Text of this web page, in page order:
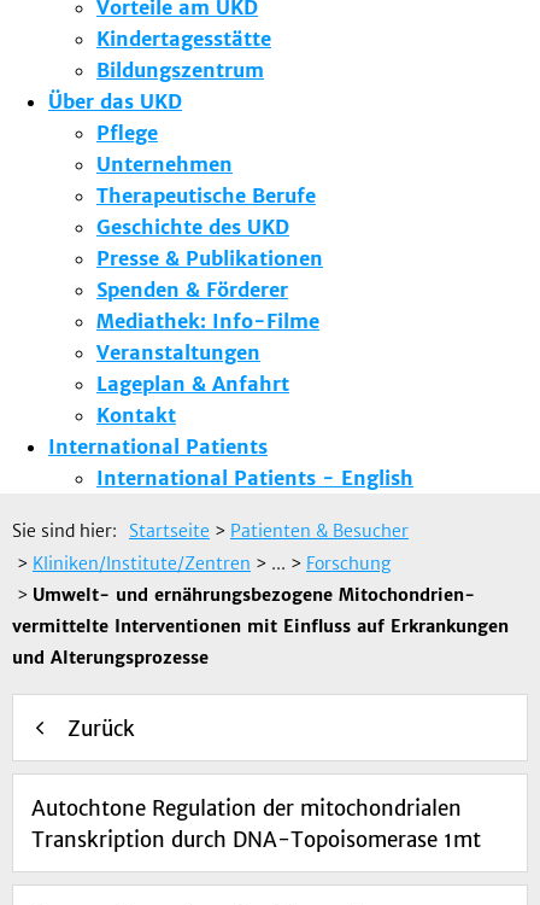
Vorteile am UKD
Kindertagesstätte
Bildungszentrum
Über das UKD
Pflege
Unternehmen
Therapeutische Berufe
Geschichte des UKD
Presse & Publikationen
Spenden & Förderer
Mediathek: Info-Filme
Veranstaltungen
Lageplan & Anfahrt
Kontakt
International Patients
International Patients - English
Sie sind hier: Startseite > Patienten & Besucher
> Kliniken/Institute/Zentren > ... > Forschung
> Umwelt- und ernährungsbezogene Mitochondrien-
vermittelte Interventionen mit Einfluss auf Erkrankungen
und Alterungsprozesse
Zurück
Autochtone Regulation der mitochondrialen
Transkription durch DNA-Topoisomerase 1mt